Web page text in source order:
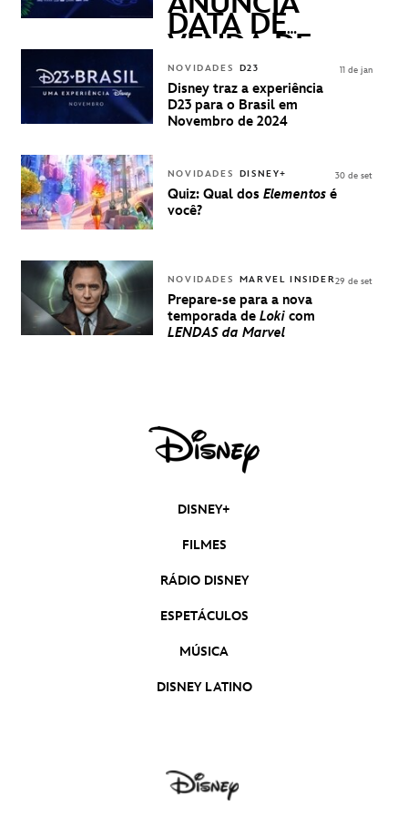
DATA DE
VENDA DE
INGRESSOS
PARA A D23
BRASIL -
UMA
DISNEY
NOVIDADES D23
Disney traz a experiência
D23 para o Brasil em
Novembro de 2024
11 de jan
NOVIDADES DISNEY+
Quiz: Qual dos Elementos é
você?
30 de set
NOVIDADES MARVEL INSIDER
Prepare-se para a nova
temporada de Loki com
LENDAS da Marvel
29 de set
DISNEY+
FILMES
RÁDIO DISNEY
ESPETÁCULOS
MÚSICA
DISNEY LATINO